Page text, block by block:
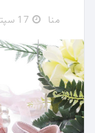
منا 17 سپتامبر 2020